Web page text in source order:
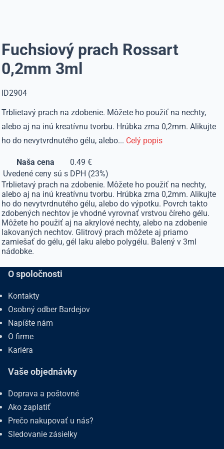
Fuchsiový prach Rossart
0,2mm 3ml
ID2904
Trblietavý prach na zdobenie. Môžete ho použiť na nechty,
alebo aj na inú kreatívnu tvorbu. Hrúbka zrna 0,2mm. Alikujte
ho do nevytvrdnutého gélu, alebo... Celý popis
Naša cena
0.49 €
Uvedené ceny sú s DPH (23%)
Trblietavý prach na zdobenie. Môžete ho použiť na nechty,
alebo aj na inú kreatívnu tvorbu. Hrúbka zrna 0,2mm. Alikujte
ho do nevytvrdnutého gélu, alebo do výpotku. Povrch takto
zdobených nechtov je vhodné vyrovnať vrstvou číreho gélu.
Môžete ho použiť aj na akrylové nechty, alebo na zdobenie
lakovaných nechtov. Glitrový prach môžete aj priamo
zamiešať do gélu, gél laku alebo polygélu. Balený v 3ml
nádobke.
O spoločnosti
Kontakty
Osobný odber Bardejov
Napíšte nám
O firme
Kariéra
Vaše objednávky
Doprava a poštovné
Ako zaplatiť
Prečo nakupovať u nás?
Sledovanie zásielky